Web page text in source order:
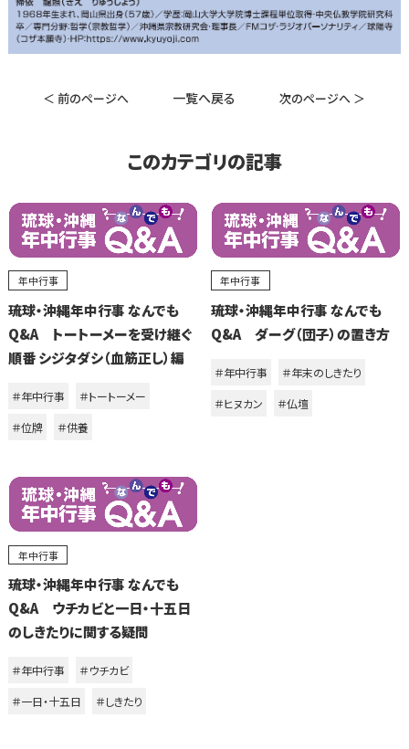
＜ 前のページへ 一覧へ戻る 次のページへ ＞
このカテゴリの記事
年中行事
琉球・沖縄年中行事 なんでも
Q&A トートーメーを受け継ぐ
順番 シジタダシ（血筋正し）編
＃年中行事
＃トートーメー
＃位牌
＃供養
年中行事
琉球・沖縄年中行事 なんでも
Q&A ダーグ（団子）の置き方
＃年中行事
＃年末のしきたり
＃ヒヌカン
＃仏壇
年中行事
琉球・沖縄年中行事 なんでも
Q&A ウチカビと一日・十五日
のしきたりに関する疑問
＃年中行事
＃ウチカビ
＃一日・十五日
＃しきたり